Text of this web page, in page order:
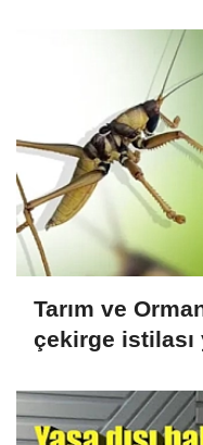
Tarım ve
çekirge istilası